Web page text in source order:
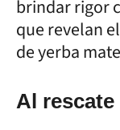
brindar rigor
que revelan
de yerba
Al